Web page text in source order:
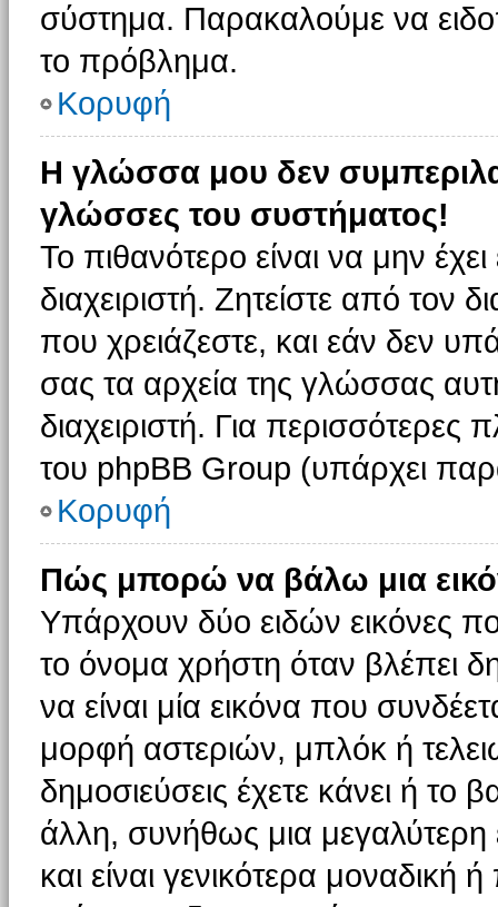
σύστημα. Παρακαλούμε να
το πρόβλημα.
Κορυφή
Η γλώσσα μου δεν
γλώσσες του συστήματος!
Το πιθανότερο είναι να μην
διαχειριστή. Ζητείστε από τον
που χρειάζεστε, και εάν δεν
σας τα αρχεία της γλώσσας
διαχειριστή. Για περισσότερες
του phpBB Group (υπάρχει
Κορυφή
Πώς μπορώ να βάλω μια
Υπάρχουν δύο ειδών εικόνες
το όνομα χρήστη όταν βλέπει
να είναι μία εικόνα που
μορφή αστεριών, μπλόκ ή
δημοσιεύσεις έχετε κάνει ή
άλλη, συνήθως μια
και είναι γενικότερα